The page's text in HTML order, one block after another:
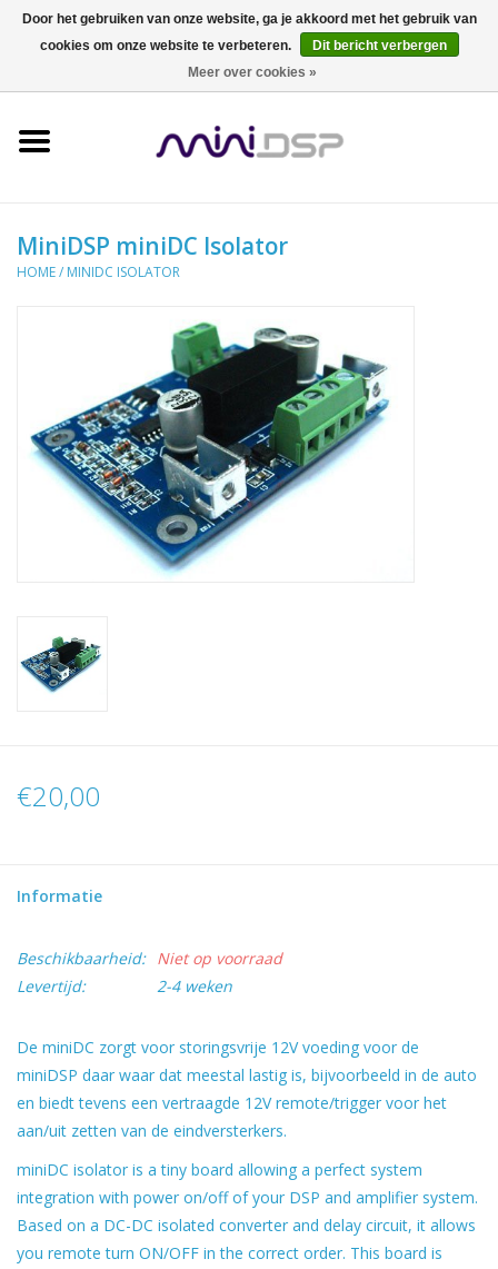
0 Artikelen - €0,00
Zelfbouw
head-fi
Audio Events
MiniDSP miniDC Isolator
HOME/ MINIDC ISOLATOR
€20,00
Informatie
Beschikbaarheid: Niet op voorraad
Levertijd:
2-4 weken
De miniDC zorgt voor storingsvrije 12V voeding voor de
miniDSP daar waar dat meestal lastig is, bijvoorbeeld in de auto
en biedt tevens een vertraagde 12V remote/trigger voor het
aan/uit zetten van de eindversterkers.
miniDC isolator is a tiny board allowing a perfect system
integration with power on/off of your DSP and amplifier system.
Based on a DC-DC isolated converter and delay circuit, it allows
you remote turn ON/OFF in the correct order. This board is
Door het gebruiken van onze website, ga je akkoord met het gebruik van
cookies om onze website te verbeteren.
Dit bericht verbergen
Meer over cookies »